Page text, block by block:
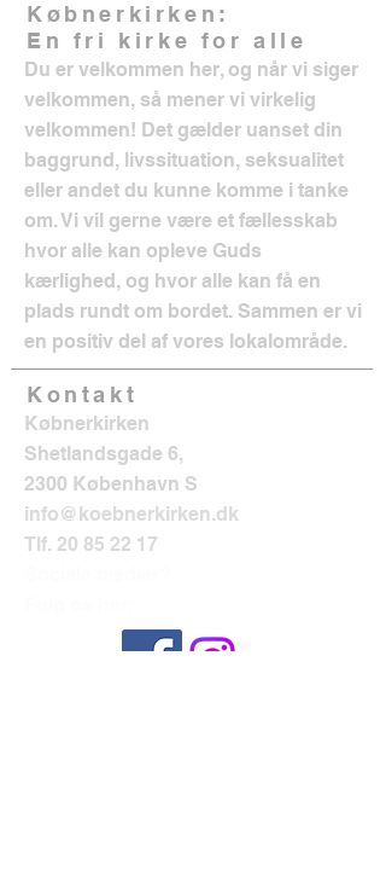
Købnerkirken:
En fri kirke for alle
Du er velkommen her, og når vi siger
velkommen, så mener vi virkelig
velkommen! Det gælder uanset din
baggrund, livssituation, seksualitet
eller andet du kunne komme i tanke
om. Vi vil gerne være et fællesskab
hvor alle kan opleve Guds
kærlighed, og hvor alle kan få en
plads rundt om bordet. Sammen er vi
en positiv del af vores lokalområde.
Kontakt
Købnerkirken
Shetlandsgade 6,
2300 København S
info@koebnerkirken.dk
Tlf. 20 85 22 17